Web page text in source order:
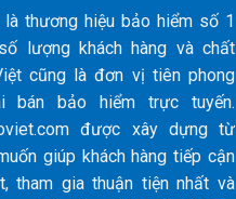
là thương hiệu bảo hiểm số 1
lượng khách hàng và chất
cũng là đơn vị tiên phong
bán bảo hiểm trực tuyến.
được xây dựng từ
giúp khách hàng tiếp cận
tham gia thuận tiện nhất và